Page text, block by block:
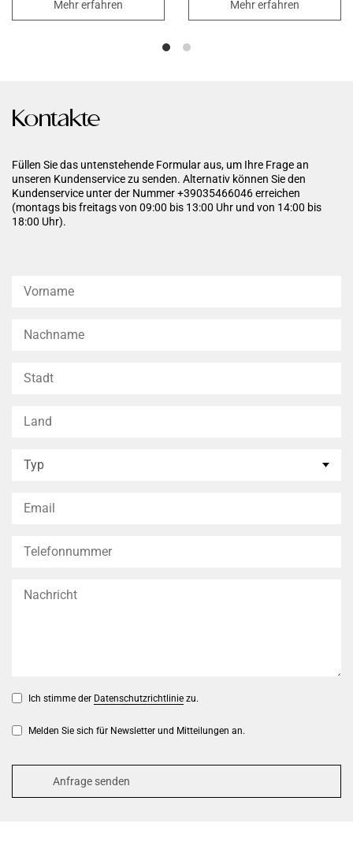
Hydratationssystem der Haut
verbessert. Für eine straffere,
Mehr erfahren
Erscheinungsbild, reduziert die
Mehr erfahren
Kontakte
Füllen Sie das untenstehende Formular aus, um Ihre Frage an
unseren Kundenservice zu senden. Alternativ können Sie den
Kundenservice unter der Nummer +39035466046 erreichen
(montags bis freitags von 09:00 bis 13:00 Uhr und von 14:00 bis
18:00 Uhr).
Ich stimme der Datenschutzrichtlinie zu.
Melden Sie sich für Newsletter und Mitteilungen an.